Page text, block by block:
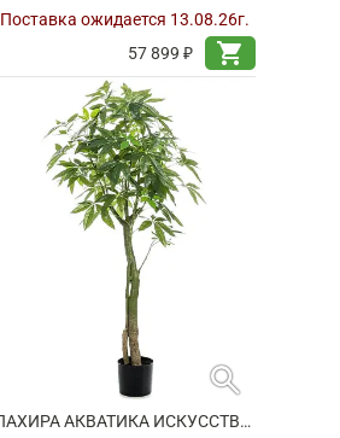
Поставка ожидается 13.08.26г.
57 899 ₽
shopping_cart
search
ПАХИРА АКВАТИКА ИСКУССТВЕННАЯ